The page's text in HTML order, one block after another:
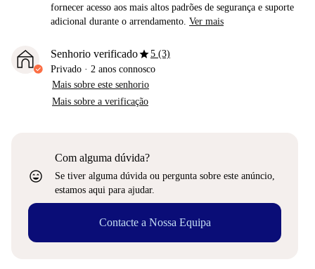
fornecer acesso aos mais altos padrões de segurança e suporte
adicional durante o arrendamento. Ver mais
Senhorio verificadostar5 (3)
Privado · 2 anos connosco
Mais sobre este senhorio
Mais sobre a verificação
sentiment_very_satisfied
Com alguma dúvida?
Se tiver alguma dúvida ou pergunta sobre este anúncio,
estamos aqui para ajudar.
Contacte a Nossa Equipa